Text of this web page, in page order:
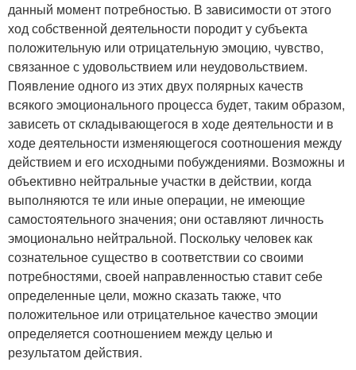
данный момент потребностью. В зависимости от этого
ход собственной деятельности породит у субъекта
положительную или отрицательную эмоцию, чувство,
связанное с удовольствием или неудовольствием.
Появление одного из этих двух полярных качеств
всякого эмоционального процесса будет, таким образом,
зависеть от складывающегося в ходе деятельности и в
ходе деятельности изменяющегося соотношения между
действием и его исходными побуждениями. Возможны и
объективно нейтральные участки в действии, когда
выполняются те или иные операции, не имеющие
самостоятельного значения; они оставляют личность
эмоционально нейтральной. Поскольку человек как
сознательное существо в соответствии со своими
потребностями, своей направленностью ставит себе
определенные цели, можно сказать также, что
положительное или отрицательное качество эмоции
определяется соотношением между целью и
результатом действия.